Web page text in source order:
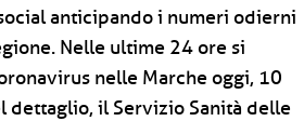
anticipando i numeri odierni
Nelle ultime 24 ore si
nelle Marche oggi, 10
il Servizio Sanità delle